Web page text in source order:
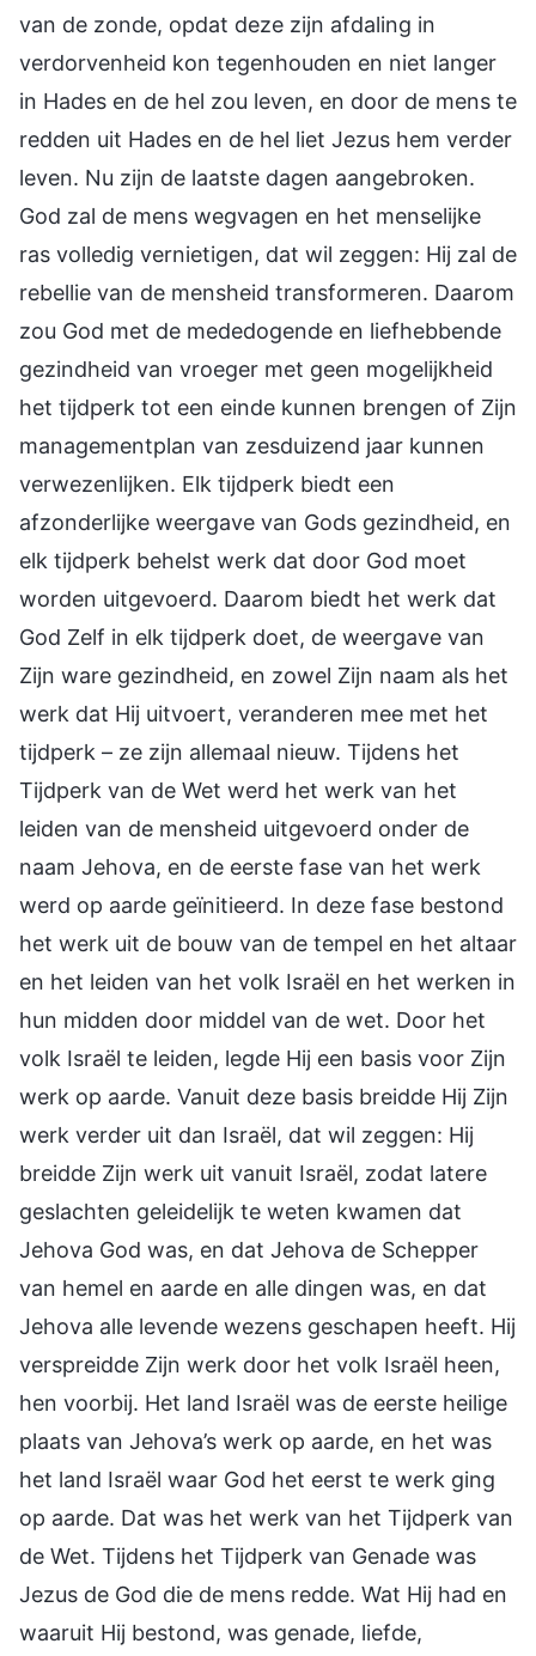
van de zonde, opdat deze zijn afdaling in
verdorvenheid kon tegenhouden en niet langer
in Hades en de hel zou leven, en door de mens te
redden uit Hades en de hel liet Jezus hem verder
leven. Nu zijn de laatste dagen aangebroken.
God zal de mens wegvagen en het menselijke
ras volledig vernietigen, dat wil zeggen: Hij zal de
rebellie van de mensheid transformeren. Daarom
zou God met de mededogende en liefhebbende
gezindheid van vroeger met geen mogelijkheid
het tijdperk tot een einde kunnen brengen of Zijn
managementplan van zesduizend jaar kunnen
verwezenlijken. Elk tijdperk biedt een
afzonderlijke weergave van Gods gezindheid, en
elk tijdperk behelst werk dat door God moet
worden uitgevoerd. Daarom biedt het werk dat
God Zelf in elk tijdperk doet, de weergave van
Zijn ware gezindheid, en zowel Zijn naam als het
werk dat Hij uitvoert, veranderen mee met het
tijdperk – ze zijn allemaal nieuw. Tijdens het
Tijdperk van de Wet werd het werk van het
leiden van de mensheid uitgevoerd onder de
naam Jehova, en de eerste fase van het werk
werd op aarde geïnitieerd. In deze fase bestond
het werk uit de bouw van de tempel en het altaar
en het leiden van het volk Israël en het werken in
hun midden door middel van de wet. Door het
volk Israël te leiden, legde Hij een basis voor Zijn
werk op aarde. Vanuit deze basis breidde Hij Zijn
werk verder uit dan Israël, dat wil zeggen: Hij
breidde Zijn werk uit vanuit Israël, zodat latere
geslachten geleidelijk te weten kwamen dat
Jehova God was, en dat Jehova de Schepper
van hemel en aarde en alle dingen was, en dat
Jehova alle levende wezens geschapen heeft. Hij
verspreidde Zijn werk door het volk Israël heen,
hen voorbij. Het land Israël was de eerste heilige
plaats van Jehova’s werk op aarde, en het was
het land Israël waar God het eerst te werk ging
op aarde. Dat was het werk van het Tijdperk van
de Wet. Tijdens het Tijdperk van Genade was
Jezus de God die de mens redde. Wat Hij had en
waaruit Hij bestond, was genade, liefde,